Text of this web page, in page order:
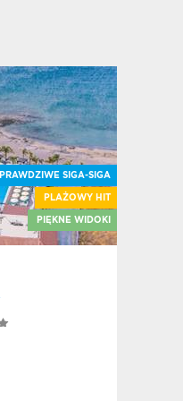
PRAWDZIWE SIGA-SIGA
PLAŻOWY HIT
PIĘKNE WIDOKI